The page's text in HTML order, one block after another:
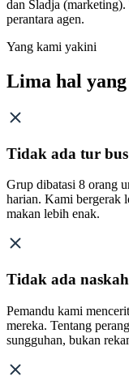
dan Sladja
perantara agen.
Yang kami yakini
Lima hal
Tidak ada tur bus
Grup dibatasi 8 orang
harian. Kami bergerak
makan lebih enak.
Tidak ada
Pemandu kami
mereka. Tentang
sungguhan, bukan